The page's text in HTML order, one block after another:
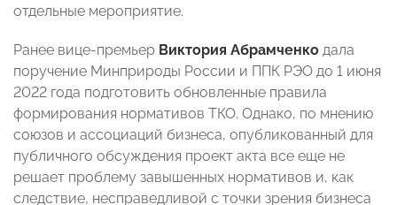
отдельные мероприятие.
Ранее вице-премьер Виктория Абрамченко дала
поручение Минприроды России и ППК РЭО до 1 июня
2022 года подготовить обновленные правила
формирования нормативов ТКО. Однако, по мнению
союзов и ассоциаций бизнеса, опубликованный для
публичного обсуждения проект акта все еще не
решает проблему завышенных нормативов и, как
следствие, несправедливой с точки зрения бизнеса